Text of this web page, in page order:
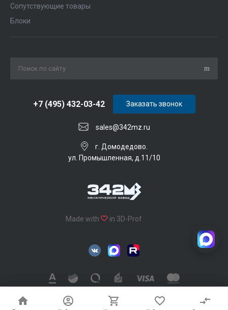
Сопутствующие товары
Блоки
sales@342mz.ru
+7 (495) 432-03-42
г. Домодедово.
ул. Промышленная, д.11/10
Заказать звонок
Made with in 3D-Prof
342 Механический завод © 2026, Все права защищены